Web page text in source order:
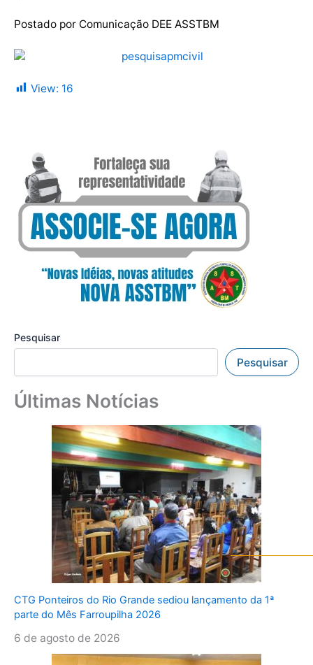
Postado por Comunicação DEE ASSTBM
View: 16
Pesquisar
Pesquisar
Últimas Notícias
CTG Ponteiros do Rio Grande sediou lançamento da 1ª
parte do Mês Farroupilha 2026
6 de agosto de 2026